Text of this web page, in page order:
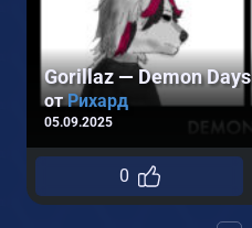
Gorillaz — Demon Days
отРихард
05.09.2025
0